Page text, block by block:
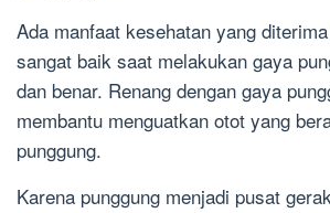
Ada manfaat kesehatan yang
sangat baik saat melakukan gaya
dan benar. Renang dengan gaya
membantu menguatkan otot yang
punggung.
Karena punggung menjadi pusat